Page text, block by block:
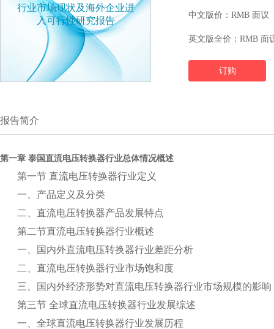
行业市场现状及海外企业进
入可行性研究报告
中文版价：RMB 面议
英文版全价：RMB 面
订购
报告简介
第一章 泰国直流电压转换器行业总体情况概述
第一节 直流电压转换器行业定义
一、产品定义及分类
二、直流电压转换器产品发展特点
第二节直流电压转换器行业概述
一、国内外直流电压转换器行业差距分析
二、直流电压转换器行业市场饱和度
三、国内外经济形势对直流电压转换器行业市场规模的影响
第三节 全球直流电压转换器行业发展综述
一、全球直流电压转换器行业发展历程